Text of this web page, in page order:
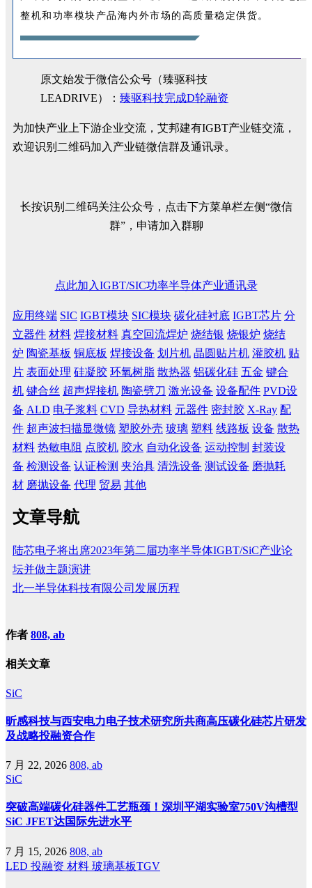
整机和功率模块产品海内外市场的高质量稳定供货。
原文始发于微信公众号（臻驱科技
LEADRIVE）： 臻驱科技完成D轮融资
为加快产业上下游企业交流，艾邦建有IGBT产业链交流，
欢迎识别二维码加入产业链微信群及通讯录。
长按识别二维码关注公众号，点击下方菜单栏左侧“微信
群”，申请加入群聊
点此加入IGBT/SIC功率半导体产业通讯录
应用终端 SIC IGBT模块 SIC模块 碳化硅衬底 IGBT芯片 分
立器件 材料 焊接材料 真空回流焊炉 烧结银 烧银炉 烧结
炉 陶瓷基板 铜底板 焊接设备 划片机 晶圆贴片机 灌胶机 贴
片 表面处理 硅凝胶 环氧树脂 散热器 铝碳化硅 五金 键合
机 键合丝 超声焊接机 陶瓷劈刀 激光设备 设备配件 PVD设
备 ALD 电子浆料 CVD 导热材料 元器件 密封胶 X-Ray 配
件 超声波扫描显微镜 塑胶外壳 玻璃 塑料 线路板 设备 散热
材料 热敏电阻 点胶机 胶水 自动化设备 运动控制 封装设
备 检测设备 认证检测 夹治具 清洗设备 测试设备 磨抛耗
材 磨抛设备 代理 贸易 其他
文章导航
陆芯电子将出席2023年第二届功率半导体IGBT/SiC产业论
坛并做主题演讲
北一半导体科技有限公司发展历程
作者 808, ab
相关文章
SiC
昕感科技与西安电力电子技术研究所共商高压碳化硅芯片研发
及战略投融资合作
7 月 22, 2026 808, ab
SiC
突破高端碳化硅器件工艺瓶颈！深圳平湖实验室750V沟槽型
SiC JFET达国际先进水平
7 月 15, 2026 808, ab
LED 投融资 材料 玻璃基板TGV